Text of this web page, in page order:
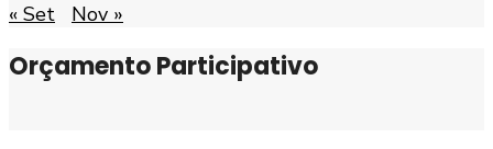
« Set
Nov »
Orçamento Participativo